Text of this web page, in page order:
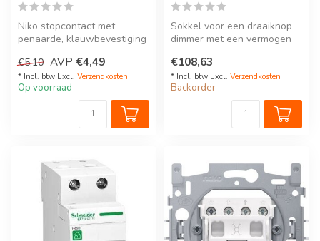
Niko stopcontact met
penaarde, klauwbevestiging
inbouwd...
€5,10 AVP €4,49
* Incl. btw Excl. Verzendkosten
Op voorraad
Sokkel voor een draaiknop
dimmer met een vermogen
afwerkingsse...
€108,63
* Incl. btw Excl. Verzendkosten
Backorder